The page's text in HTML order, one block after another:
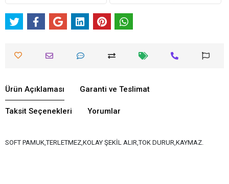
Ürün Açıklaması Garanti ve Teslimat
Taksit Seçenekleri Yorumlar
SOFT PAMUK,TERLETMEZ,KOLAY ŞEKİL ALIR,TOK DURUR,KAYMAZ.